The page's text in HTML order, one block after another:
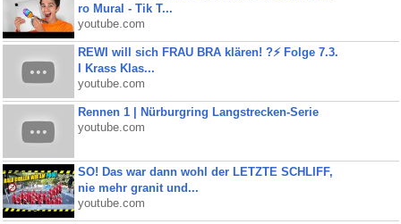
ro Mural - Tik T...
youtube.com
REWI will sich FRAU BRA klären! ?⚡️ Folge 7.3.
I Krass Klas...
youtube.com
Rennen 1 | Nürburgring Langstrecken-Serie
youtube.com
SO! Das war dann wohl der LETZTE SCHLIFF,
nie mehr granit und...
youtube.com